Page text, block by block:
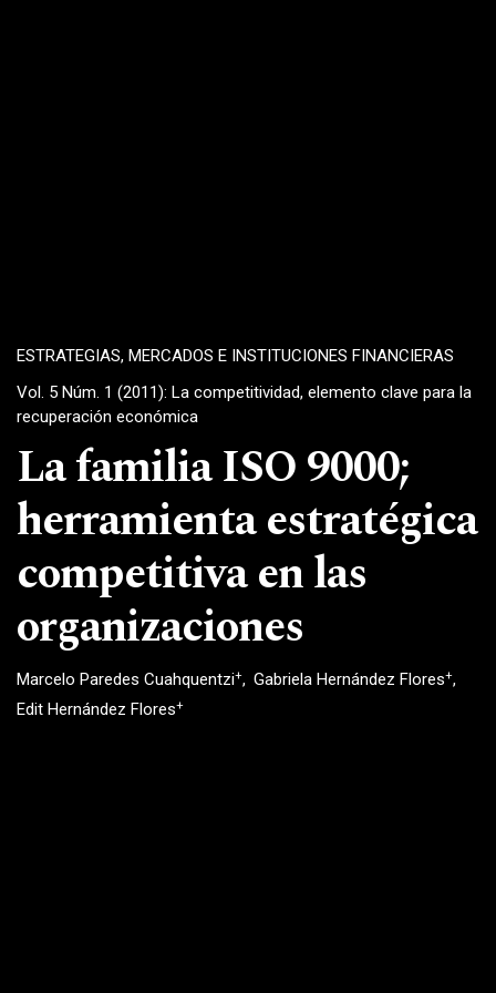
ESTRATEGIAS, MERCADOS E INSTITUCIONES FINANCIERAS
Vol. 5 Núm. 1 (2011): La competitividad, elemento clave para la
recuperación económica
La familia ISO 9000;
herramienta estratégica
competitiva en las
organizaciones
Marcelo Paredes Cuahquentzi+ Gabriela Hernández Flores+
Edit Hernández Flores+